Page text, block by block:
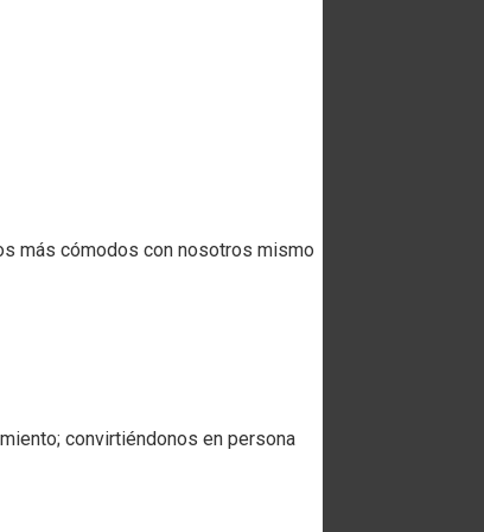
más cómodos con nosotros mismo
convirtiéndonos en persona